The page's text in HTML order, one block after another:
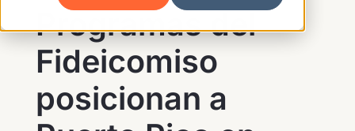
PUBLIC HEALTH
EDUCATION
NEWS & EVENTS
Programas del
Fideicomiso
posicionan a